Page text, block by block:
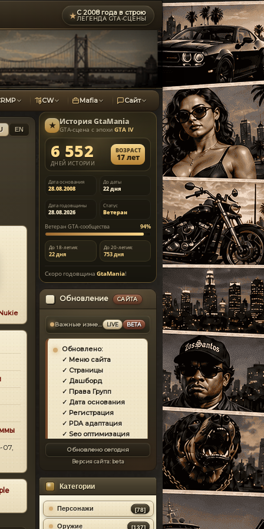
★С 2008 года в строю
ЛЕГЕНДА GTA-СЦЕНЫ
CW Mafia Сайт
EN
07,
★ ИсторияGtaMania
GTA-сцена с эпохи GTA IV
6 552
ДНЕЙ ИСТОРИИ
ВОЗРАСТ
17 лет
Дата основания
28.08.2008
До даты
22 дня
Дата годовщины
28.08.2026
Статус
Ветеран
Ветеран GTA-сообщества
94%
До 18-летия:
22 дня
До 20-летия:
753 дня
Скоро годовщинаGtaMania!
Обновление САЙТА
Важные изменения LIVE BETA
Обновлено:
✓ Меню сайта
✓ Страницы
✓ Дашборд
✓ Права Групп
✓ Дата основания
✓ Регистрация
✓ PDA адаптация
✓ Seo оптимизация
✓ Загрузка страниц
✓ Моды
✓ Главная
✓ Репутация
✓ Золотой коммент
✓ Футер
✓ Форум
Обновлено сегодня
Версия сайта: beta
Категории
Персонажи [78]
Оружие [137]